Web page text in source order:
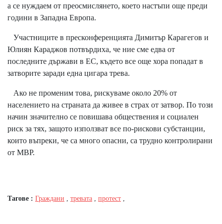
а се нуждаем от преосмислянето, което настъпи още преди
години в Западна Европа.
Участниците в пресконференцията Димитър Карагегов и
Юлиян Караджов потвърдиха, че ние сме едва от
последните държави в ЕС, където все още хора попадат в
затворите заради една цигара трева.
Ако не променим това, рискуваме около 20% от
населението на страната да живее в страх от затвор. По този
начин значително се повишава обществения и социален
риск за тях, защото използват все по-рискови субстанции,
които въпреки, че са много опасни, са трудно контролирани
от МВР.
Тагове : Граждани тревата протест